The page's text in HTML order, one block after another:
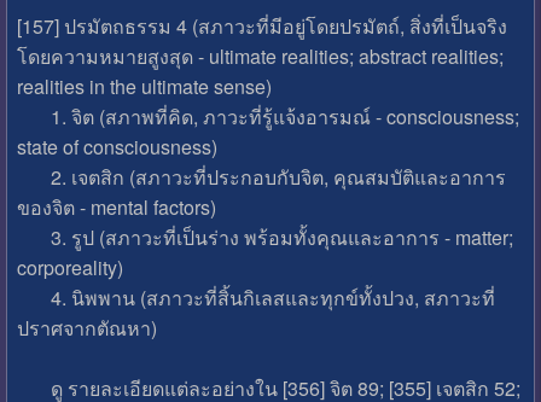
[157] ปรมัตถธรรม 4 (สภาวะที่มีอยู่โดยปรมัตถ์, สิ่งที่เป็นจริง
โดยความหมายสูงสุด - ultimate realities; abstract realities;
realities in the ultimate sense)
1. จิต (สภาพที่คิด, ภาวะที่รู้แจ้งอารมณ์ - consciousness;
state of consciousness)
2. เจตสิก (สภาวะที่ประกอบกับจิต, คุณสมบัติและอาการ
ของจิต - mental factors)
3. รูป (สภาวะที่เป็นร่าง พร้อมทั้งคุณและอาการ - matter;
corporeality)
4. นิพพาน (สภาวะที่สิ้นกิเลสและทุกข์ทั้งปวง, สภาวะที่
ปราศจากตัณหา)
ดู รายละเอียดแต่ละอย่างใน [356] จิต 89; [355] เจตสิก 52;